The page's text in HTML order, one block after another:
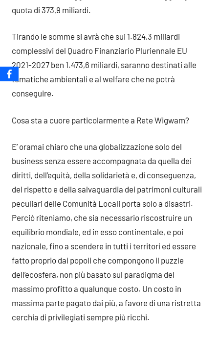
quota di 373,9 miliardi.
Tirando le somme si avrà che sui 1.824,3 miliardi
complessivi del Quadro Finanziario Pluriennale EU
2021-2027 ben 1.473,6 miliardi, saranno destinati alle
tematiche ambientali e al welfare che ne potrà
conseguire.
Cosa sta a cuore particolarmente a Rete Wigwam?
E’ oramai chiaro che una globalizzazione solo del
business senza essere accompagnata da quella dei
diritti, dell’equità, della solidarietà e, di conseguenza,
del rispetto e della salvaguardia dei patrimoni culturali
peculiari delle Comunità Locali porta solo a disastri.
Perciò riteniamo, che sia necessario riscostruire un
equilibrio mondiale, ed in esso continentale, e poi
nazionale, fino a scendere in tutti i territori ed essere
fatto proprio dai popoli che compongono il puzzle
dell’ecosfera, non più basato sul paradigma del
massimo profitto a qualunque costo. Un costo in
massima parte pagato dai più, a favore di una ristretta
cerchia di privilegiati sempre più ricchi.